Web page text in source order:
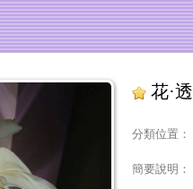
花·透
分類位置 ：
簡要說明 ：